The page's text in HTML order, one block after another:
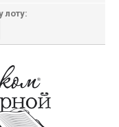
лоту: